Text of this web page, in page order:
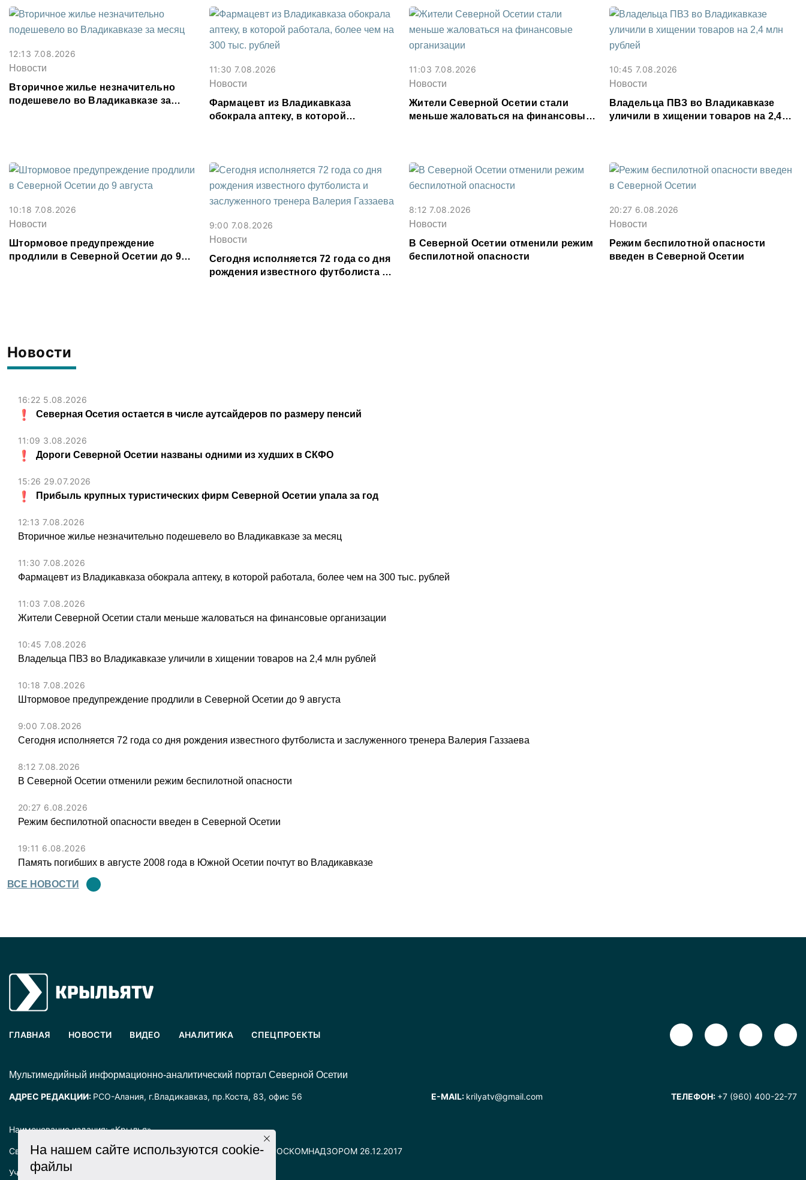
Новости
16:22 5.08.2026
Северная Осетия остается в числе аутсайдеров по размеру пенсий
11:09 3.08.2026
Дороги Северной Осетии названы одними из худших в СКФО
15:26 29.07.2026
Прибыль крупных туристических фирм Северной Осетии упала за год
12:13 7.08.2026
Вторичное жилье незначительно подешевело во Владикавказе за месяц
11:30 7.08.2026
Фармацевт из Владикавказа обокрала аптеку, в которой работала, более чем на 300 тыс. рублей
11:03 7.08.2026
Жители Северной Осетии стали меньше жаловаться на финансовые организации
10:45 7.08.2026
Владельца ПВЗ во Владикавказе уличили в хищении товаров на 2,4 млн рублей
10:18 7.08.2026
Штормовое предупреждение продлили в Северной Осетии до 9 августа
9:00 7.08.2026
Сегодня исполняется 72 года со дня рождения известного футболиста и заслуженного тренера Валерия Газзаева
8:12 7.08.2026
В Северной Осетии отменили режим беспилотной опасности
20:27 6.08.2026
Режим беспилотной опасности введен в Северной Осетии
19:11 6.08.2026
Память погибших в августе 2008 года в Южной Осетии почтут во Владикавказе
ВСЕ НОВОСТИ
12:13 7.08.2026
Новости
Вторичное жилье незначительно
подешевело во Владикавказе за
11:30 7.08.2026
Новости
Фармацевт из Владикавказа
обокрала аптеку, в которой
11:03 7.08.2026
Новости
Жители Северной Осетии стали
меньше жаловаться на финансовые
10:45 7.08.2026
Новости
Владельца ПВЗ во Владикавказе
уличили в хищении товаров на 2,4
10:18 7.08.2026
Новости
Штормовое предупреждение
продлили в Северной Осетии до 9
9:00 7.08.2026
Новости
Сегодня исполняется 72 года со дня
рождения известного футболиста и
8:12 7.08.2026
Новости
В Северной Осетии отменили режим
беспилотной опасности
20:27 6.08.2026
Новости
Режим беспилотной опасности
введен в Северной Осетии
Наименование издания: «Крылья».
Свидетельство о регистрации СМИ ЭЛ № ФС77-72025 выдано РОСКОМНАДЗОРОМ 26.12.2017
Учредитель: ООО «Крылья».
ГЛАВНАЯ НОВОСТИ ВИДЕО АНАЛИТИКА СПЕЦПРОЕКТЫ
Mультимедийный информационно-аналитический портал Северной Осетии
АДРЕС РЕДАКЦИИ: РСО-Алания, г.Владикавказ, пр.Коста, 83, офис 56 E-MAIL: krilyatv@gmail.com ТЕЛЕФОН: +7 (960) 400-22-77
На нашем сайте используются cookie-
файлы